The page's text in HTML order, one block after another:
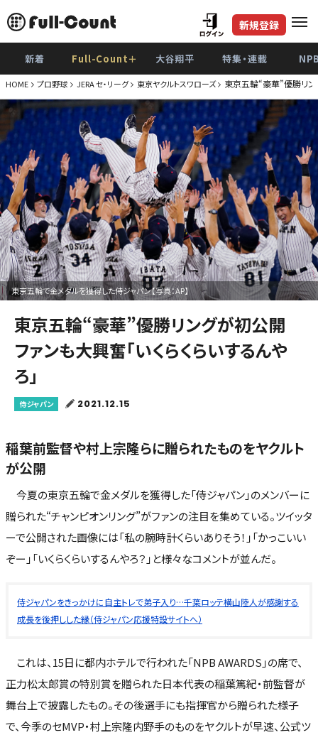
新規登録
新着 Full-Count＋ 大谷翔平 特集・連載
HOME プロ野球 JERA セ・リーグ 東京ヤクルトスワローズ 東京五輪“豪華”優勝リン
東京五輪で金メダルを獲得した侍ジャパン【写真：AP】
東京五輪“豪華”優勝リングが初公開
ファンも大興奮「いくらくらいするんや
ろ」
侍ジャパン 2021.12.15
稲葉前監督や村上宗隆らに贈られたものをヤクルト
が公開
今夏の東京五輪で金メダルを獲得した「侍ジャパン」のメンバーに
贈られた“チャンピオンリング”がファンの注目を集めている。ツイッタ
ーで公開された画像には「私の腕時計くらいありそう！」「かっこいい
ぞー」「いくらくらいするんやろ？」と様々なコメントが並んだ。
侍ジャパンをきっかけに自主トレで弟子入り…千葉ロッテ横山陸人が感謝する
成長を後押しした縁（侍ジャパン応援特設サイトへ）
これは、15日に都内ホテルで行われた「NPB AWARDS」の席で、
正力松太郎賞の特別賞を贈られた日本代表の稲葉篤紀・前監督が
舞台上で披露したもの。その後選手にも指揮官から贈られた様子
で、今季のセMVP・村上宗隆内野手のものをヤクルトが早速、公式ツ